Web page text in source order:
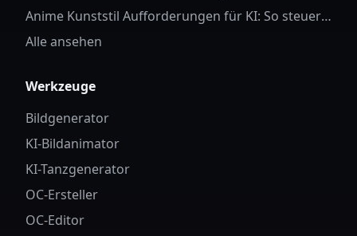
Aufforderungen
Anime Kunststil Aufforderungen für KI: So steuern
Sie Charakterdetails und Stil
Alle ansehen
Werkzeuge
Bildgenerator
KI-Bildanimator
KI-Tanzgenerator
OC-Ersteller
OC-Editor